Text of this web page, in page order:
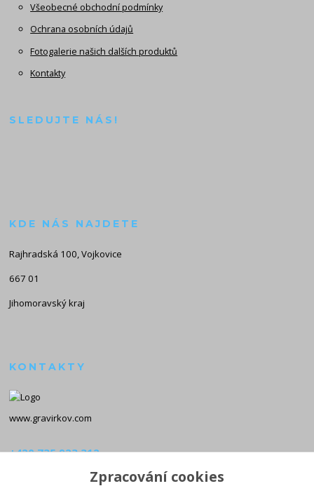
Všeobecné obchodní podmínky
Ochrana osobních údajů
Fotogalerie našich dalších produktů
Kontakty
SLEDUJTE NÁS!
KDE NÁS NAJDETE
Rajhradská 100, Vojkovice
667 01
Jihomoravský kraj
KONTAKTY
www.gravirkov.com
+420 735 923 312
Zpracování cookies